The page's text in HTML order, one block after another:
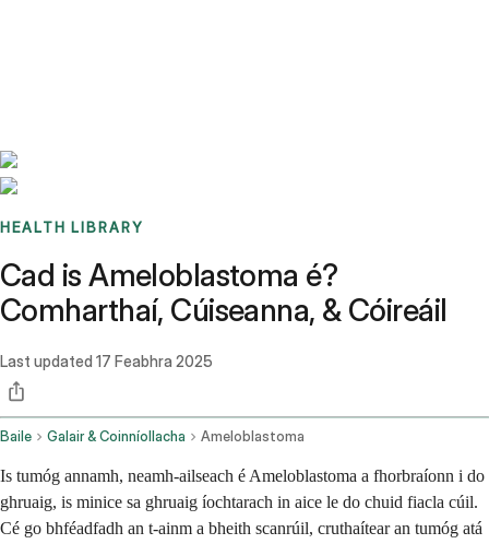
HEALTH LIBRARY
Cad is Ameloblastoma é?
Comharthaí, Cúiseanna, & Cóireáil
Last updated 17 Feabhra 2025
Baile Galair & Coinníollacha Ameloblastoma
Is tumóg annamh, neamh-ailseach é Ameloblastoma a fhorbraíonn i do
ghruaig, is minice sa ghruaig íochtarach in aice le do chuid fiacla cúil.
Cé go bhféadfadh an t-ainm a bheith scanrúil, cruthaítear an tumóg atá